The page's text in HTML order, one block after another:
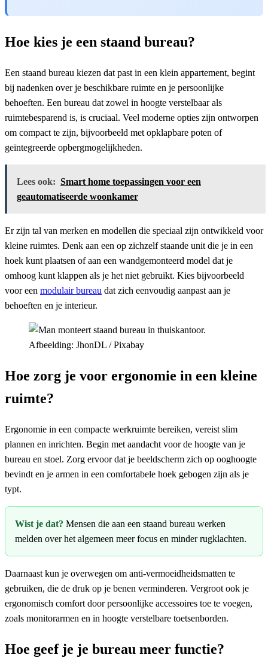
Hoe kies je een staand bureau?
Een staand bureau kiezen dat past in een klein appartement, begint
bij nadenken over je beschikbare ruimte en je persoonlijke
behoeften. Een bureau dat zowel in hoogte verstelbaar als
ruimtebesparend is, is cruciaal. Veel moderne opties zijn ontworpen
om compact te zijn, bijvoorbeeld met opklapbare poten of
geïntegreerde opbergmogelijkheden.
Lees ook: Smart home toepassingen voor een
geautomatiseerde woonkamer
Er zijn tal van merken en modellen die speciaal zijn ontwikkeld voor
kleine ruimtes. Denk aan een op zichzelf staande unit die je in een
hoek kunt plaatsen of aan een wandgemonteerd model dat je
omhoog kunt klappen als je het niet gebruikt. Kies bijvoorbeeld
voor een modulair bureau dat zich eenvoudig aanpast aan je
behoeften en je interieur.
Afbeelding: JhonDL / Pixabay
Hoe zorg je voor ergonomie in een kleine
ruimte?
Ergonomie in een compacte werkruimte bereiken, vereist slim
plannen en inrichten. Begin met aandacht voor de hoogte van je
bureau en stoel. Zorg ervoor dat je beeldscherm zich op ooghoogte
bevindt en je armen in een comfortabele hoek gebogen zijn als je
typt.
Wist je dat? Mensen die aan een staand bureau werken
melden over het algemeen meer focus en minder rugklachten.
Daarnaast kun je overwegen om anti-vermoeidheidsmatten te
gebruiken, die de druk op je benen verminderen. Vergroot ook je
ergonomisch comfort door persoonlijke accessoires toe te voegen,
zoals monitorarmen en in hoogte verstelbare toetsenborden.
Hoe geef je je bureau meer functie?